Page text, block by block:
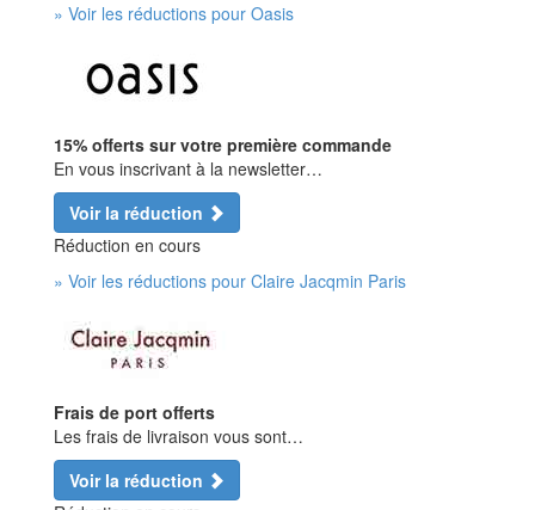
» Voir les réductions pour Oasis
15% offerts sur votre première commande
En vous inscrivant à la newsletter…
Voir la réduction
Réduction en cours
» Voir les réductions pour Claire Jacqmin Paris
Frais de port offerts
Les frais de livraison vous sont…
Voir la réduction